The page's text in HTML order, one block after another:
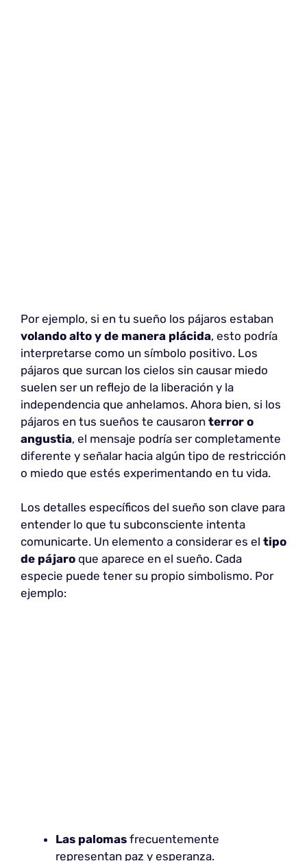
Por ejemplo, si en tu sueño los pájaros estaban
volando alto y de manera plácida, esto podría
interpretarse como un símbolo positivo. Los
pájaros que surcan los cielos sin causar miedo
suelen ser un reflejo de la liberación y la
independencia que anhelamos. Ahora bien, si los
pájaros en tus sueños te causaron terror o
angustia, el mensaje podría ser completamente
diferente y señalar hacia algún tipo de restricción
o miedo que estés experimentando en tu vida.
Los detalles específicos del sueño son clave para
entender lo que tu subconsciente intenta
comunicarte. Un elemento a considerar es el tipo
de pájaro que aparece en el sueño. Cada
especie puede tener su propio simbolismo. Por
ejemplo:
Las palomas frecuentemente
representan paz y esperanza.